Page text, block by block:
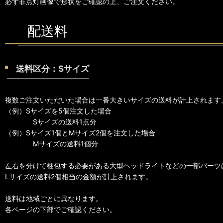
配送料
送料区分：Sサイズ
複数ご注文いただいた場合は一番大きいサイズの送料が計上されます
（例）Sサイズを5個注文した場合
Sサイズの送料1点分
（例）Sサイズ1個とMサイズ2個を注文した場合
Mサイズの送料1個分
左右を分けて梱包する必要がある大型ヘッドライトなどの一部パーツ
Lサイズの送料2個相当の金額が計上されます。
送料は地域ごとに異なります。
各ページの下部でご確認ください。